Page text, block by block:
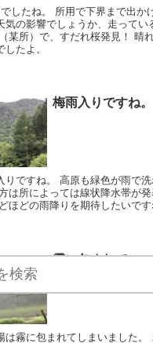
したね。 所用で下界まで出か
気の影響でしょうか、走ってい
某所）で、すだれ桜発見！ 晴
たよ。
梅雨入りですね。
りですね。 高原も緑色が雨で
は所によっては線状降水帯が
ほどの雨降りを期待したいです
霧に包まれて…。
は霧に包まれてしまいました。